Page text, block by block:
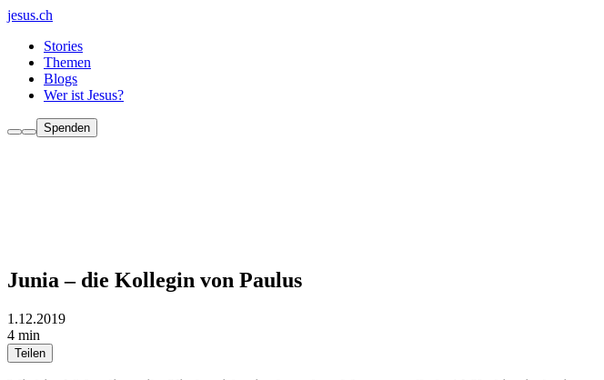
jesus.ch
Stories
Themen
Blogs
Wer ist Jesus?
Spenden
Junia – die Kollegin von Paulus
1.12.2019
4 min
Teilen